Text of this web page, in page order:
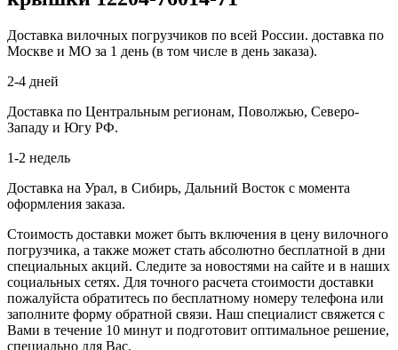
Доставка вилочных погрузчиков по всей России. доставка по
Москве и МО за 1 день (в том числе в день заказа).
2-4 дней
Доставка по Центральным регионам, Поволжью, Северо-
Западу и Югу РФ.
1-2 недель
Доставка на Урал, в Сибирь, Дальний Восток с момента
оформления заказа.
Стоимость доставки может быть включения в цену вилочного
погрузчика, а также может стать абсолютно бесплатной в дни
специальных акций. Следите за новостями на сайте и в наших
социальных сетях. Для точного расчета стоимости доставки
пожалуйста обратитесь по бесплатному номеру телефона или
заполните форму обратной связи. Наш специалист свяжется с
Вами в течение 10 минут и подготовит оптимальное решение,
специально для Вас.